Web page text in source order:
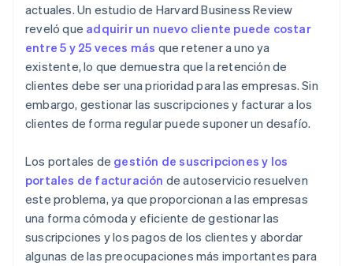
actuales. Un estudio de Harvard Business Review
reveló que adquirir un nuevo cliente puede costar
entre 5 y 25 veces más que retener a uno ya
existente, lo que demuestra que la retención de
clientes debe ser una prioridad para las empresas. Sin
embargo, gestionar las suscripciones y facturar a los
clientes de forma regular puede suponer un desafío.
Los portales de gestión de suscripciones y los
portales de facturación de autoservicio resuelven
este problema, ya que proporcionan a las empresas
una forma cómoda y eficiente de gestionar las
suscripciones y los pagos de los clientes y abordar
algunas de las preocupaciones más importantes para